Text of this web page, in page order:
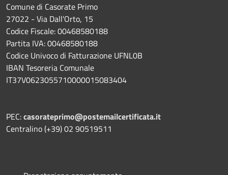
Comune di Casorate Primo
27022 - Via Dall'Orto, 15
Codice Fiscale: 00468580188
Partita IVA: 00468580188
Codice Univoco di Fatturazione UFNL0B
IBAN Tesoreria Comunale
IT37V0623055710000015083404
PEC:casorateprimo@postemailcertificata.it
Centralino (+39) 02 90519511